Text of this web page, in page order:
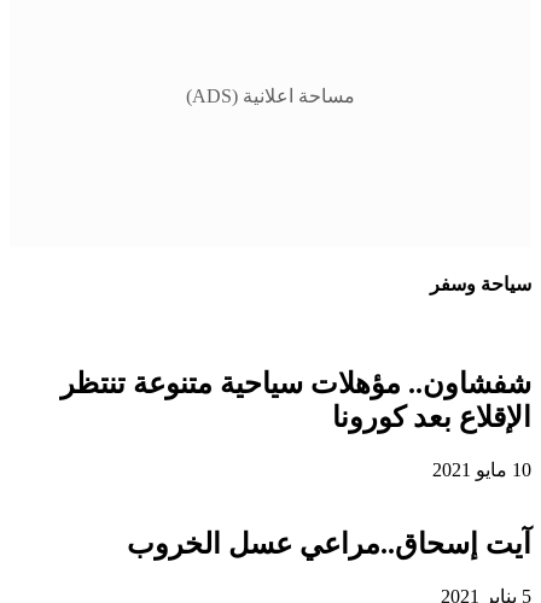
مساحة اعلانية (ADS)
سياحة وسفر
شفشاون.. مؤهلات سياحية متنوعة تنتظر
الإقلاع بعد كورونا
10 مايو 2021
آيت إسحاق..مراعي عسل الخروب
5 يناير 2021